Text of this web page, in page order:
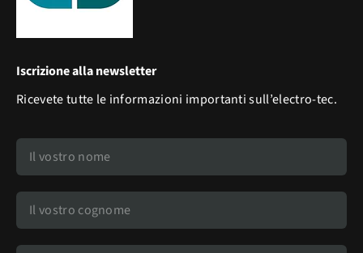
Iscrizione alla newsletter
Ricevete tutte le informazioni importanti sull’electro-tec.